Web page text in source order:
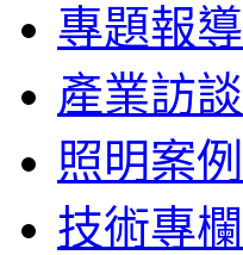
專題報導
產業訪談
照明案例
技術專欄